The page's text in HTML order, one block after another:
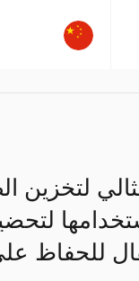
لتخزين
للحفاظ